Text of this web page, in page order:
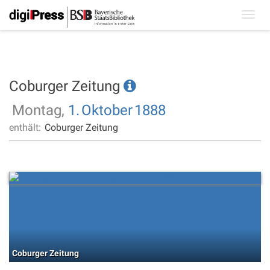
Coburger Zeitung
Montag, 1.Oktober1888
enthält: Coburger Zeitung
Coburger Zeitung